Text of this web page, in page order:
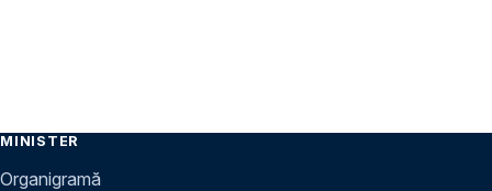
MINISTER
Organigramă